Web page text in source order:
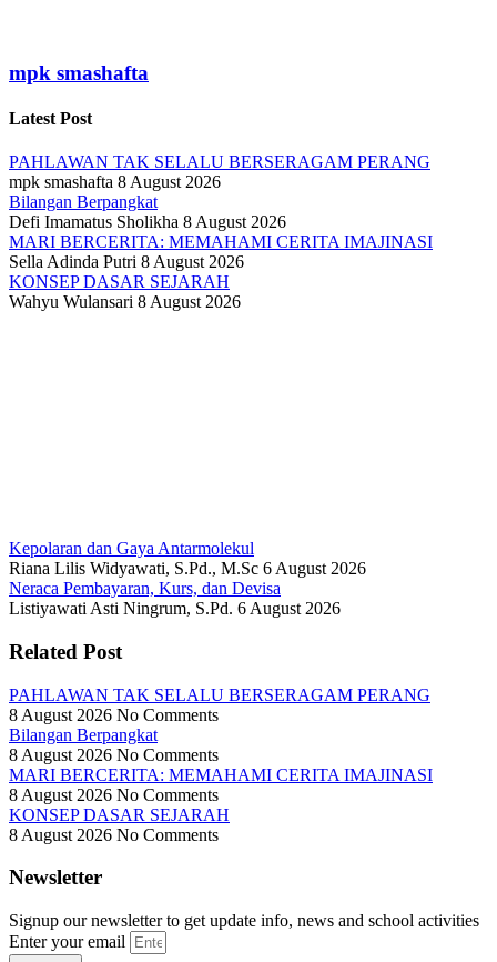
mpk smashafta
Latest Post
PAHLAWAN TAK SELALU BERSERAGAM PERANG
mpk smashafta 8 August 2026
Bilangan Berpangkat
Defi Imamatus Sholikha 8 August 2026
MARI BERCERITA: MEMAHAMI CERITA IMAJINASI
Sella Adinda Putri 8 August 2026
KONSEP DASAR SEJARAH
Wahyu Wulansari 8 August 2026
Kepolaran dan Gaya Antarmolekul
Riana Lilis Widyawati, S.Pd., M.Sc 6 August 2026
Neraca Pembayaran, Kurs, dan Devisa
Listiyawati Asti Ningrum, S.Pd. 6 August 2026
Related Post
PAHLAWAN TAK SELALU BERSERAGAM PERANG
8 August 2026 No Comments
Bilangan Berpangkat
8 August 2026 No Comments
MARI BERCERITA: MEMAHAMI CERITA IMAJINASI
8 August 2026 No Comments
KONSEP DASAR SEJARAH
8 August 2026 No Comments
Newsletter
Signup our newsletter to get update info, news and school activities
Enter your email